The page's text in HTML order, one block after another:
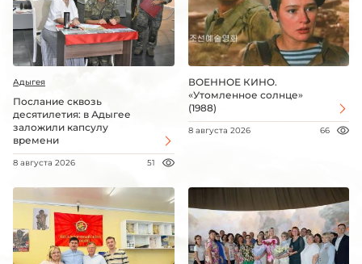
Адыгея
Послание сквозь
десятилетия: в Адыгее
заложили капсулу
времени
8 августа 2026 51
ВОЕННОЕ КИНО.
«Утомленное солнце»
(1988)
8 августа 2026 66